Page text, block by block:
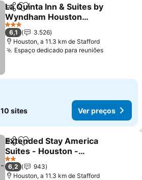
PartilharAdicionar aos favoritos
La Quinta Inn & Suites by
Wyndham Houston
Southwest
Ver preços
3 Estrelas
6,1
3.526
Houston, a 11.3 km de Stafford
Espaço dedicado para reuniõesVer
10 sites Ver preços
PartilharAdicionar aos favoritos
Extended Stay America
Suites - Houston -
Westchase - Richmond
Ver preços
2 Estrelas
6,2
943
Houston, a 11.3 km de Stafford